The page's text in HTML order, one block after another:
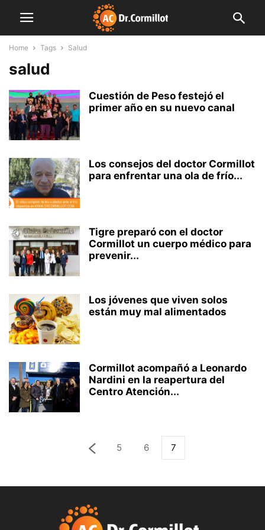
Home Tags Salud
salud
Cuestión de Peso festejó el
primer año en su nuevo canal
Los consejos del doctor Cormillot
para enfrentar una ola de frío...
Tigre preparó con el doctor
Cormillot un cuerpo médico para
prevenir...
Los jóvenes que viven solos
están muy mal alimentados
Cormillot acompañó a Leonardo
Nardini en la reapertura del
Centro Atención...
5 6 7